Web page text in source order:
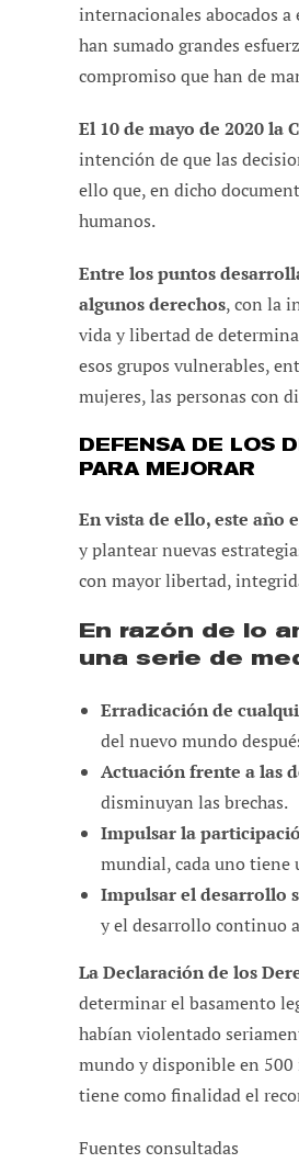
internacionales abocados a
han sumado grandes
compromiso que han de
El 10 de mayo de 2020
intención de que las
ello que, en dicho
humanos.
Entre los puntos
algunos derechos, con la
vida y libertad de
esos grupos vulnerables,
mujeres, las personas con
DEFENSA DE LOS
PARA MEJORAR
En vista de ello, este año
y plantear nuevas
con mayor libertad,
En razón de lo
una serie de
Erradicación de
del nuevo mundo
Actuación frente a las
disminuyan las brechas.
Impulsar la
mundial, cada uno tiene
Impulsar el desarrollo
y el desarrollo continuo
La Declaración de los
determinar el basamento
habían violentado
mundo y disponible en
tiene como finalidad el
Fuentes consultadas